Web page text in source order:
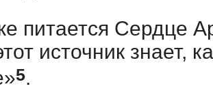
питается Сердце
источник знает,
5.